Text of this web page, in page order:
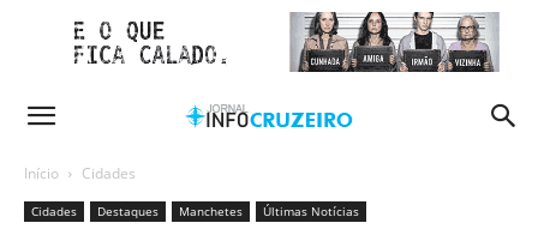
Início Cidades
Cidades Destaques Manchetes Últimas Notícias